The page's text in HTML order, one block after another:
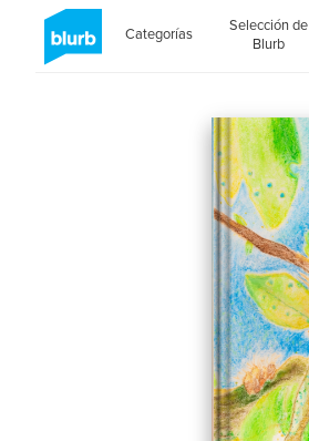
Categorías
Selección de
Blurb